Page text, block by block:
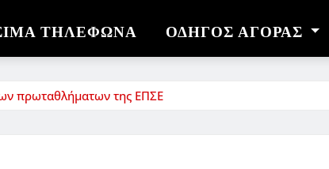
ΤΗΛΕΦΩΝΑ ΟΔΗΓΌΣ ΑΓΟΡΆΣ
πρωταθλήματων της ΕΠΣΕ